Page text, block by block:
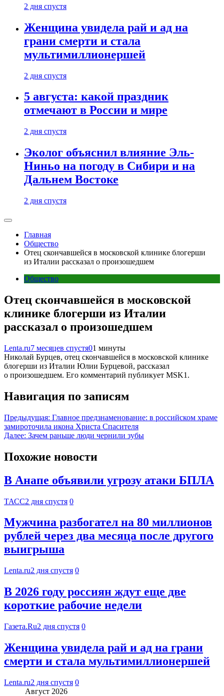
2 дня спустя
Женщина увидела рай и ад на
грани смерти и стала
мультимиллионершей
2 дня спустя
5 августа: какой праздник
отмечают в России и мире
2 дня спустя
Эколог объяснил влияние Эль-
Ниньо на погоду в Сибири и на
Дальнем Востоке
2 дня спустя
Главная
Общество
Отец скончавшейся в московской клинике блогерши
из Италии рассказал о произошедшем
Общество
Отец скончавшейся в московской
клинике блогерши из Италии
рассказал о произошедшем
Lenta.ru7 месяцев спустя01 минуты
Николай Бурцев, отец скончавшейся в московской клинике
блогерши из Италии Юлии Бурцевой, рассказал
о произошедшем. Его комментарий публикует MSK1.
Навигация по записям
Предыдущая: Главное предзнаменование: в российском храме
замироточила икона Христа Спасителя
Далее: Зачем раньше люди чернили зубы
Похожие новости
В Анапе объявили угрозу атаки БПЛА
ТАСС2 дня спустя 0
Мужчина разбогател на 80 миллионов
рублей через два месяца после другого
выигрыша
Lenta.ru2 дня спустя 0
В 2026 году россиян ждут еще две
короткие рабочие недели
Газета.Ru2 дня спустя 0
Женщина увидела рай и ад на грани
смерти и стала мультимиллионершей
Lenta.ru2 дня спустя 0
Август 2026